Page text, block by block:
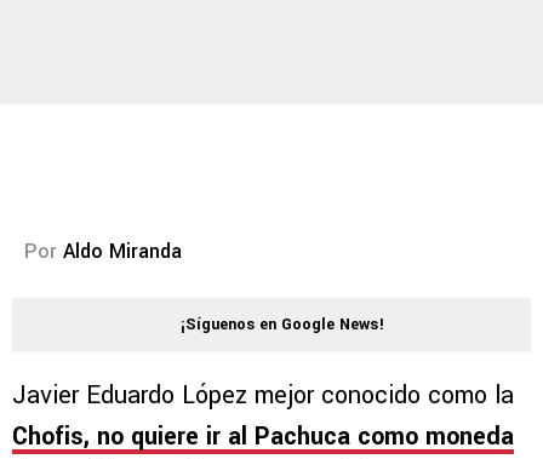
Por Aldo Miranda
¡Síguenos en Google News!
Javier Eduardo López mejor conocido como la
Chofis, no quiere ir al Pachuca como moneda